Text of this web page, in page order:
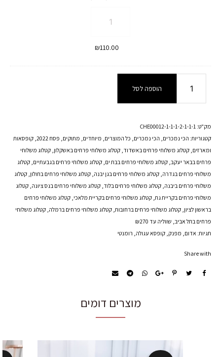
בלונים
ופוקסיה
₪110.00
מיס
הוספה לסל
מק"ט: CHE00012-1-1-1-2-1-1-1
קטגוריות: הכי נמכרים, הכי נמכרים, כל המוצרים, מיוחדים, מתוקים, פסח 2022 , קופסאות
ומארזים, קטלוג משלוחי פרחים באשדוד, קטלוג משלוחי פרחים באשקלון, קטלוג משלוחי
פרחים בבאר יעקב, קטלוג משלוחי פרחים בבת ים, קטלוג משלוחי פרחים בגבעתיים, קטלוג
משלוחי פרחים בגדרה, קטלוג משלוחי פרחים בגן יבנה, קטלוג משלוחי פרחים בחולון, קטלוג
משלוחי פרחים ביבנה, קטלוג משלוחי פרחים בלוד, קטלוג משלוחי פרחים בנס ציונה, קטלוג
משלוחי פרחים בקריית גת, קטלוג משלוחי פרחים בקריית מלאכי, קטלוג משלוחי פרחים
בראשון לציון, קטלוג משלוחי פרחים ברחובות, קטלוג משלוחי פרחים ברמלה, קטלוג משלוחי
פרחים בתל אביב, שווליה עד ₪270
תגיות: אדום, מפנק, קופסא עגולה, רומנטי
Share with
מוצרים דומים